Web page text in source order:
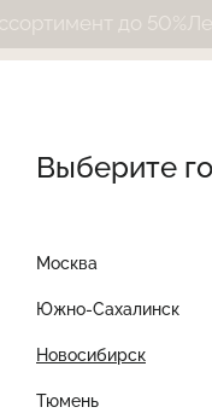
Выберите
Москва
Южно-Сахалинск
Новосибирск
Тюмень
до 50%